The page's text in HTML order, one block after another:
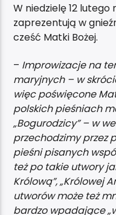
W niedzielę 12
zaprezentują w
cześć Matki Bożej.
– Improwizacje na
maryjnych – w
więc poświęcone
polskich pieśniach
„Bogurodzicy” – w
przechodzimy przez
pieśni pisanych
też po takie utwory
Królową”, „Królowej
utworów może też
bardzo wpadające